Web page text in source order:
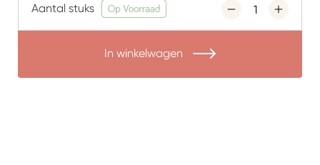
Aantal stuks
In winkelwagen